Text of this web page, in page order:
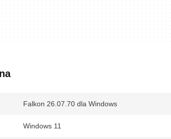
Falkon 26.07.70 dla Windows
Windows 11